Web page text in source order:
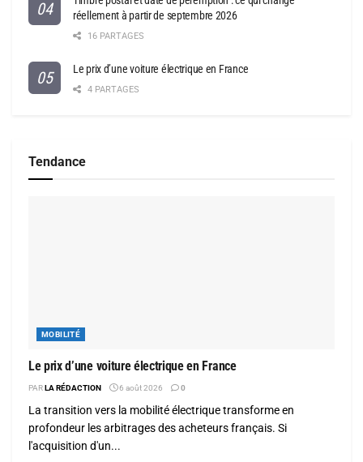
réellement à partir de septembre 2026
16 PARTAGES
Le prix d’une voiture électrique en France
4 PARTAGES
Tendance
MOBILITÉ
Le prix d’une voiture électrique en France
PAR LA RÉDACTION 6 août 2026 0
La transition vers la mobilité électrique transforme en
profondeur les arbitrages des acheteurs français. Si
l'acquisition d'un...